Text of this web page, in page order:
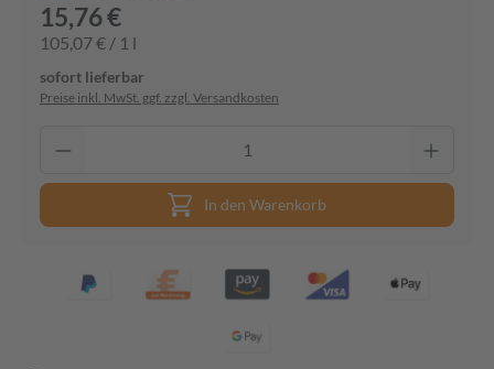
15,76 €
105,07 € / 1 l
sofort lieferbar
Preise inkl. MwSt. ggf. zzgl. Versandkosten
In den Warenkorb